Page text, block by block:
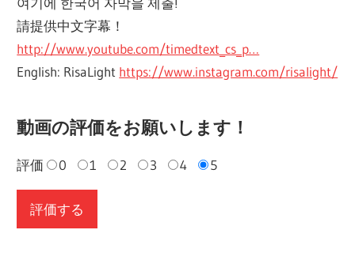
請提供中文字幕！
http://www.youtube.com/timedtext_cs_p…
English: RisaLight https://www.instagram.com/risalight/
動画の評価をお願いします！
評価 0 1 2 3 4 5